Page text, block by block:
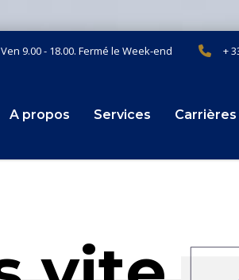
9.00 - 18.00. Fermé le Week-end +
A propos Services Carrières